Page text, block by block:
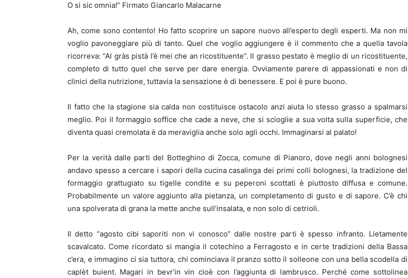
O si sic omnia!” Firmato Giancarlo Malacarne
Ah, come sono contento! Ho fatto scoprire un sapore nuovo all’esperto degli esperti. Ma non mi
voglio pavoneggiare più di tanto. Quel che voglio aggiungere è il commento che a quella tavola
ricorreva: “Al gràs pistà l’è mei che an ricostituente”. Il grasso pestato è meglio di un ricostituente,
completo di tutto quel che serve per dare energia. Ovviamente parere di appassionati e non di
clinici della nutrizione, tuttavia la sensazione è di benessere. E poi è pure buono.
Il fatto che la stagione sia calda non costituisce ostacolo anzi aiuta lo stesso grasso a spalmarsi
meglio. Poi il formaggio soffice che cade a neve, che si scioglie a sua volta sulla superficie, che
diventa quasi cremolata è da meraviglia anche solo agli occhi. Immaginarsi al palato!
Per la verità dalle parti del Botteghino di Zocca, comune di Pianoro, dove negli anni bolognesi
andavo spesso a cercare i sapori della cucina casalinga dei primi colli bolognesi, la tradizione del
formaggio grattugiato su tigelle condite e su peperoni scottati è piuttosto diffusa e comune.
Probabilmente un valore aggiunto alla pietanza, un completamento di gusto e di sapore. C’è chi
una spolverata di grana la mette anche sull’insalata, e non solo di cetrioli.
Il detto “agosto cibi saporiti non vi conosco” dalle nostre parti è spesso infranto. Lietamente
scavalcato. Come ricordato si mangia il cotechino a Ferragosto e in certe tradizioni della Bassa
c’era, e immagino ci sia tuttora, chi cominciava il pranzo sotto il solleone con una bella scodella di
caplèt buient. Magari in bevr’in vin cioè con l’aggiunta di lambrusco. Perché come sottolinea